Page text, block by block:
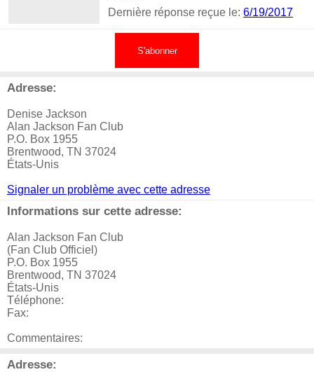
Dernière réponse reçue le: 6/19/2017
S'abonner
Adresse:
Denise Jackson
Alan Jackson Fan Club
P.O. Box 1955
Brentwood, TN 37024
États-Unis
Signaler un problème avec cette adresse
Informations sur cette adresse:
Alan Jackson Fan Club
(Fan Club Officiel)
P.O. Box 1955
Brentwood, TN 37024
États-Unis
Téléphone:
Fax:
Commentaires:
Adresse: